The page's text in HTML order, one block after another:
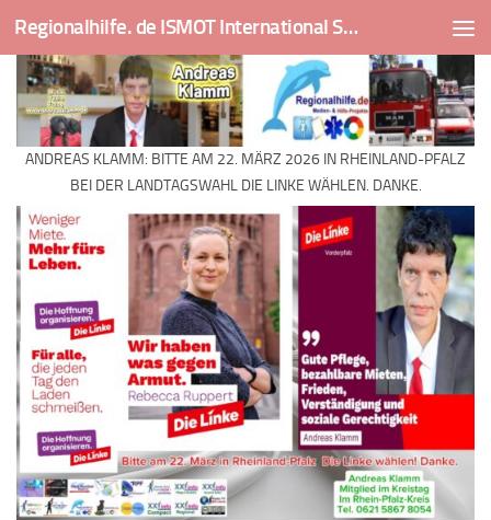
Skip to content Regionalhilfe. de ISMOT International Social And Medical Outreach Team
ANDREAS KLAMM: BITTE AM 22. MÄRZ 2026 IN RHEINLAND-PFALZ
BEI DER LANDTAGSWAHL DIE LINKE WÄHLEN. DANKE.